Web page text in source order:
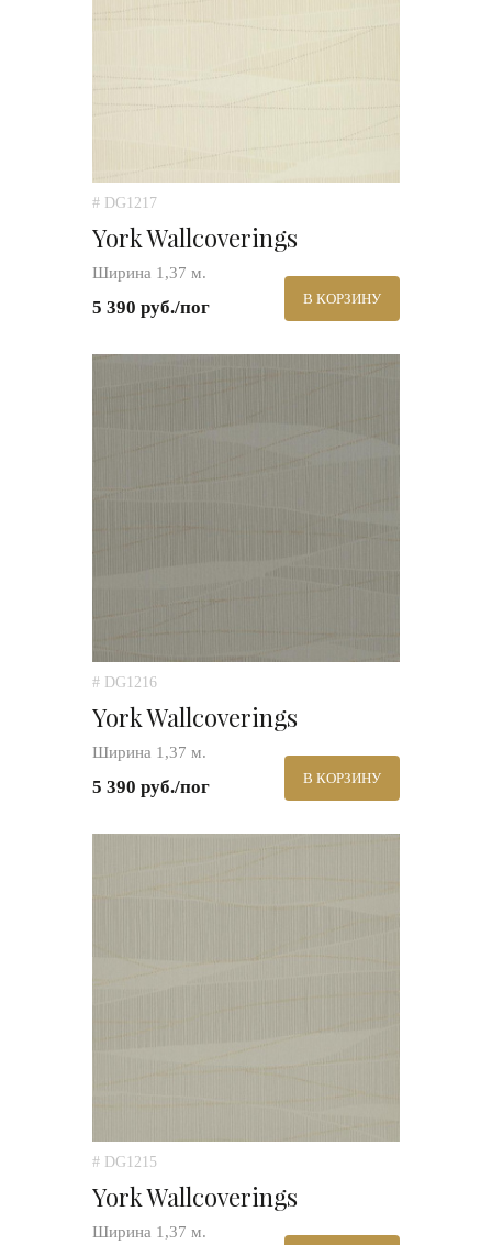
# DG1217
York Wallcoverings
Ширина 1,37 м.
5 390 руб./пог В КОРЗИНУ
# DG1216
York Wallcoverings
Ширина 1,37 м.
5 390 руб./пог В КОРЗИНУ
# DG1215
York Wallcoverings
Ширина 1,37 м.